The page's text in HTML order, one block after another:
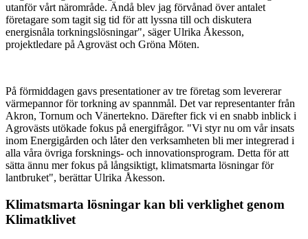
utanför vårt närområde. Ändå blev jag förvånad över antalet
företagare som tagit sig tid för att lyssna till och diskutera
energisnåla torkningslösningar", säger Ulrika Åkesson,
projektledare på Agroväst och Gröna Möten.
På förmiddagen gavs presentationer av tre företag som levererar
värmepannor för torkning av spannmål. Det var representanter från
Akron, Tornum och Vänertekno. Därefter fick vi en snabb inblick i
Agrovästs utökade fokus på energifrågor. "Vi styr nu om vår insats
inom Energigården och låter den verksamheten bli mer integrerad i
alla våra övriga forsknings- och innovationsprogram. Detta för att
sätta ännu mer fokus på långsiktigt, klimatsmarta lösningar för
lantbruket", berättar Ulrika Åkesson.
Klimatsmarta lösningar kan bli verklighet genom
Klimatklivet